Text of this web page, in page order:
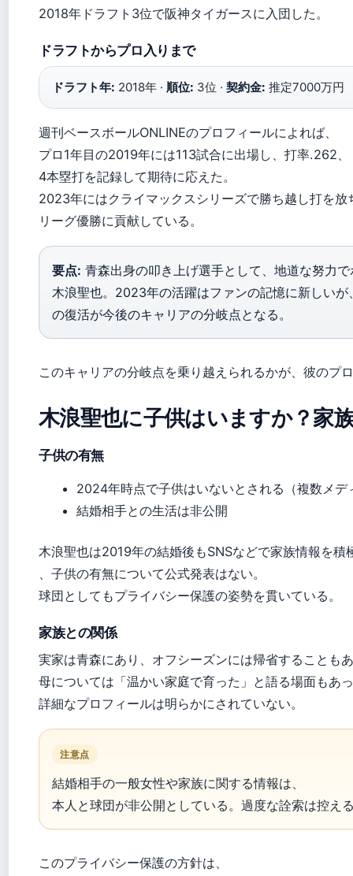
2018年ドラフト3位で阪神タイガースに入団した。
ドラフトからプロ入りまで
ドラフト年: 2018年 · 順位: 3位 · 契約金: 推定7000万円
週刊ベースボールONLINEのプロフィールによれば、
プロ1年目の2019年には113試合に出場し、打率.262、
4本塁打を記録して期待に応えた。
2023年にはクライマックスシリーズで勝ち越し打を放
リーグ優勝に貢献している。
要点: 青森出身の叩き上げ選手として、地道な努力
木浪聖也。2023年の活躍はファンの記憶に新しい
の復活が今後のキャリアの分岐点となる。
このキャリアの分岐点を乗り越えられるかが、彼のプ
木浪聖也に子供はいますか？家
子供の有無
2024年時点で子供はいないとされる（複数メデ
結婚相手との生活は非公開
木浪聖也は2019年の結婚後もSNSなどで家族情報を積
、子供の有無について公式発表はない。
球団としてもプライバシー保護の姿勢を貫いている。
家族との関係
実家は青森にあり、オフシーズンには帰省することも
母については「温かい家庭で育った」と語る場面もあ
詳細なプロフィールは明らかにされていない。
注意点
結婚相手の一般女性や家族に関する情報は、
本人と球団が非公開としている。過度な詮索は控え
このプライバシー保護の方針は、